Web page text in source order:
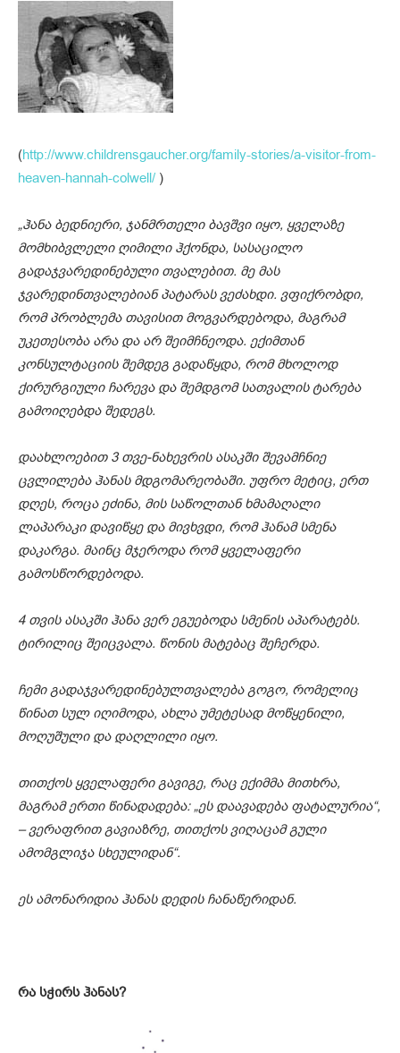
(http://www.childrensgaucher.org/family-stories/a-visitor-from-
heaven-hannah-colwell/ )
„ჰანა ბედნიერი, ჯანმრთელი ბავშვი იყო, ყველაზე
მომხიბვლელი ღიმილი ჰქონდა, სასაცილო
გადაჯვარედინებული თვალებით. მე მას
ჯვარედინთვალებიან პატარას ვეძახდი. ვფიქრობდი,
რომ პრობლემა თავისით მოგვარდებოდა, მაგრამ
უკეთესობა არა და არ შეიმჩნეოდა. ექიმთან
კონსულტაციის შემდეგ გადაწყდა, რომ მხოლოდ
ქირურგიული ჩარევა და შემდგომ სათვალის ტარება
გამოიღებდა შედეგს.
დაახლოებით 3 თვე-ნახევრის ასაკში შევამჩნიე
ცვლილება ჰანას მდგომარეობაში. უფრო მეტიც, ერთ
დღეს, როცა ეძინა, მის საწოლთან ხმამაღალი
ლაპარაკი დავიწყე და მივხვდი, რომ ჰანამ სმენა
დაკარგა. მაინც მჯეროდა რომ ყველაფერი
გამოსწორდებოდა.
4 თვის ასაკში ჰანა ვერ ეგუებოდა სმენის აპარატებს.
ტირილიც შეიცვალა. წონის მატებაც შეჩერდა.
ჩემი გადაჯვარედინებულთვალება გოგო, რომელიც
წინათ სულ იღიმოდა, ახლა უმეტესად მოწყენილი,
მოღუშული და დაღლილი იყო.
თითქოს ყველაფერი გავიგე, რაც ექიმმა მითხრა,
მაგრამ ერთი წინადადება: „ეს დაავადება ფატალურია“,
– ვერაფრით გავიაზრე, თითქოს ვიღაცამ გული
ამომგლიჯა სხეულიდან“.
ეს ამონარიდია ჰანას დედის ჩანაწერიდან.
რა სჭირს ჰანას?